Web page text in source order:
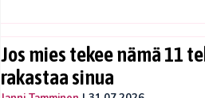
Jos mies tekee nämä 11
rakastaa sinua